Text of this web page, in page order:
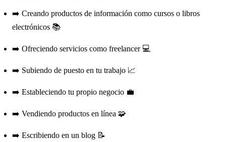
➡️ Creando productos de información como cursos o libros
electrónicos 📚
➡️ Ofreciendo servicios como freelancer 💻
➡️ Subiendo de puesto en tu trabajo 📈
➡️ Estableciendo tu propio negocio 💼
➡️ Vendiendo productos en línea 🧩
➡️ Escribiendo en un blog 📝